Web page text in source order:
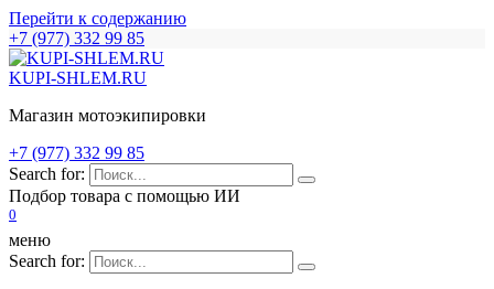
Перейти к содержанию
+7 (977) 332 99 85
KUPI-SHLEM.RU
Магазин мотоэкипировки
+7 (977) 332 99 85
Search for:
Подбор товара с помощью ИИ
0
меню
Search for: